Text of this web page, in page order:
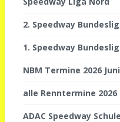
2. Speedway
1. Speedway
NBM Termine 2026
alle Renntermine 2026
ADAC Speedway Schule